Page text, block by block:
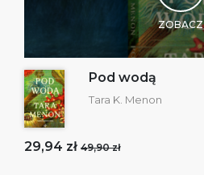
ZOBACZ
Pod wodą
Tara K. Menon
29,94 zł 49,90 zł